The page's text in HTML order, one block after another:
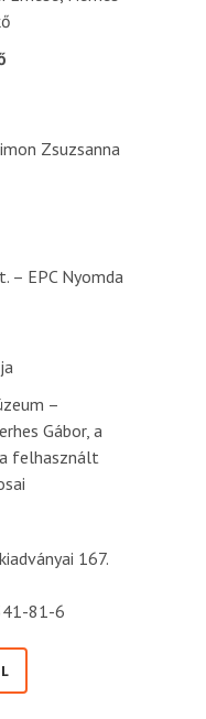
Zsuzsanna
– EPC Nyomda
–
Gábor, a
felhasznált
167.
81-6